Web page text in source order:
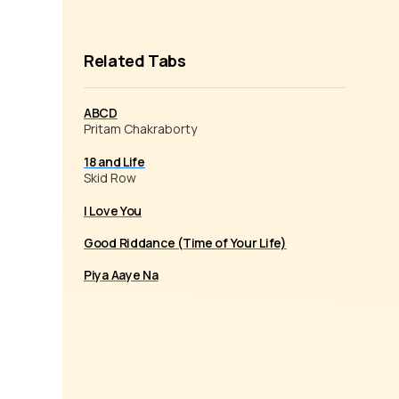
Related Tabs
ABCD
Pritam Chakraborty
18 and Life
Skid Row
I Love You
Good Riddance (Time of Your Life)
Piya Aaye Na